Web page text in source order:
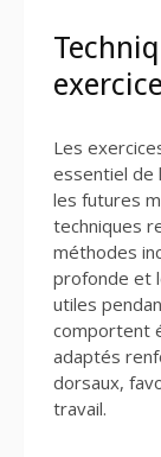
Les
essentiel de
les futures
techniques
méthodes
profonde et
utiles
comportent
adaptés
dorsaux,
travail.